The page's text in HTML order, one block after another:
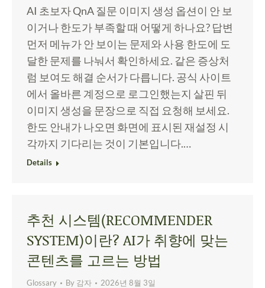
AI 초보자 QnA 질문 이미지 생성 옵션이 안 보
이거나 한도가 부족할 때 어떻게 하나요? 답변
먼저 메뉴가 안 보이는 문제와 사용 한도에 도
달한 문제를 나눠서 확인하세요. 같은 증상처
럼 보여도 해결 순서가 다릅니다. 공식 사이트
에서 올바른 계정으로 로그인했는지 살핀 뒤
이미지 생성을 문장으로 직접 요청해 보세요.
한도 안내가 나오면 화면에 표시된 재설정 시
각까지 기다리는 것이 기본입니다.…
Details
추천 시스템(RECOMMENDER
SYSTEM)이란? AI가 취향에 맞는
콘텐츠를 고르는 방법
Glossary By 감자 2026년 8월 3일